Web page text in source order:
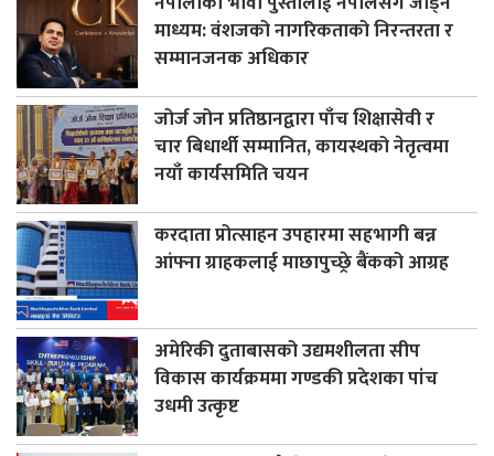
माध्यम: वंशजको नागरिकताको निरन्तरता र
सम्मानजनक अधिकार
जोर्ज जोन प्रतिष्ठानद्वारा पाँच शिक्षासेवी र
चार बिधार्थी सम्मानित, कायस्थको नेतृत्वमा
नयाँ कार्यसमिति चयन
करदाता प्रोत्साहन उपहारमा सहभागी बन्न
आंफ्ना ग्राहकलाई माछापुच्छ्रे बैंकको आग्रह
अमेरिकी दुताबासको उद्यमशीलता सीप
विकास कार्यक्रममा गण्डकी प्रदेशका पांच
उधमी उत्कृष्ट